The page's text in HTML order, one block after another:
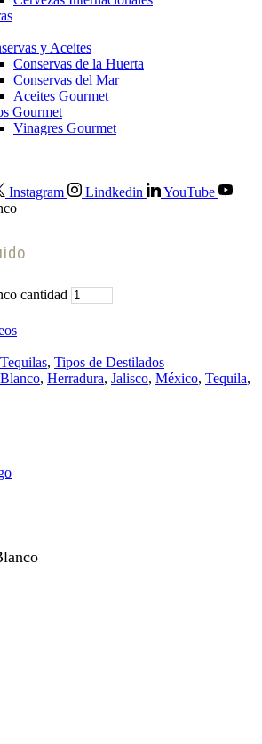
y Aceites
Conservas de la Huerta
Conservas del Mar
Aceites Gourmet
Gourmet
Vinagres Gourmet
Instagram Lindkedin
YouTube
cantidad
Tequilas, Tipos de Destilados
Blanco, Herradura, Jalisco, México, Tequila,